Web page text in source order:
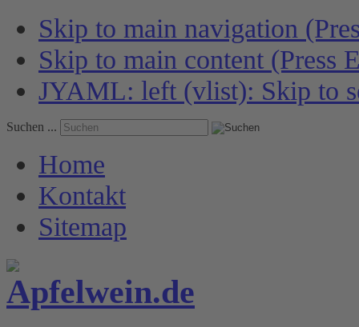
Skip to main navigation
Skip to main content (Press
JYAML: left (vlist): Skip to
Suchen ...
Home
Kontakt
Sitemap